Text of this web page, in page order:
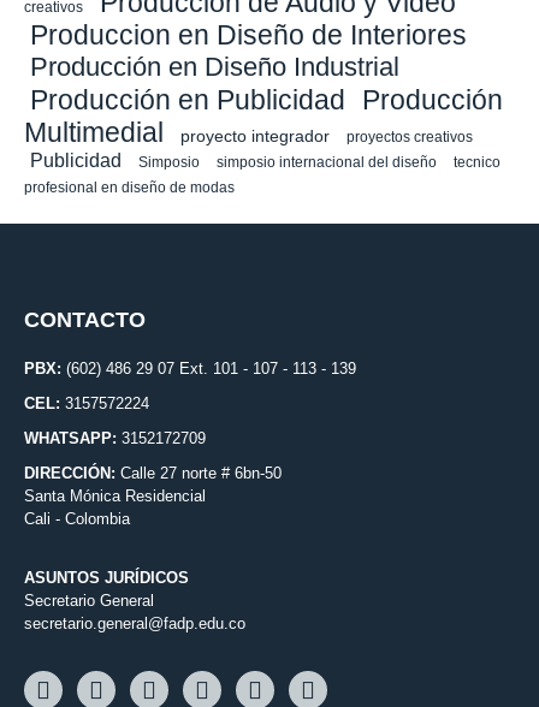
creativos
Produccion en Diseño de Interiores
Producción en Diseño Industrial
Producción en Publicidad
Producción
Multimedial
proyecto integrador proyectos creativos
Publicidad Simposio simposio internacional del diseño
tecnico
profesional en diseño de modas
CONTACTO
PBX: (602) 486 29 07 Ext. 101 - 107 - 113 - 139
CEL: 3157572224
WHATSAPP: 3152172709
DIRECCIÓN: Calle 27 norte # 6bn-50
Santa Mónica Residencial
Cali - Colombia
ASUNTOS JURÍDICOS
Secretario General
secretario.general@fadp.edu.co